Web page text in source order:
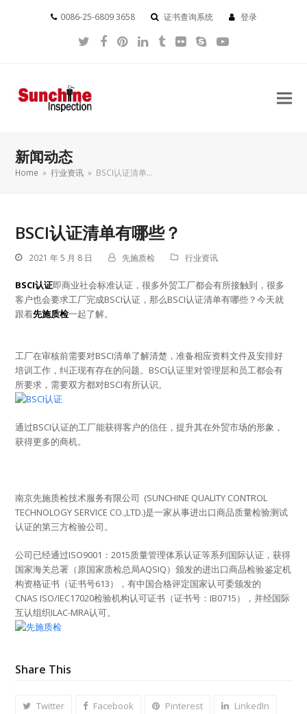
0086-25-6809 3658 证书查询系统 登录
Twitter
Facebook
Pinterest
LinkedIn
Tumblr
FlickrSkypeYouTube
新闻动态
Home » 行业资讯 » BSCI认证清单…
BSCI认证清单有哪些？
2021 年 5 月 8 日 先施质检 行业资讯
BSCI认证即商业社会标准认证，很多外贸工厂都会有所接触到，很多
客户也会要求工厂完成BSCI认证，那么BSCI认证清单有哪些？今天就
跟着先施质检一起了解。
工厂在审核前需要对BSCI清单了解清楚，准备相应资料文件及安排好
培训工作，纠正现有存在的问题。BSCI认证里对管理层和员工都会有
所要求，需要双方都对BSCI有所认识。
通过BSCI认证的工厂能获得客户的信任，提升其在外贸市场的形象，
获得更多的商机。
南京先施质检技术服务有限公司 (SUNCHINE QUALITY CONTROL
TECHNOLOGY SERVICE CO.,LTD.)是一家从事进出口商品质量检验测试
认证的第三方检验公司。
公司已经通过ISO9001：2015质量管理体系认证等系列国际认证，获得
国家海关总署（原国家质检总局AQSIQ）颁发的进出口商品检验鉴定机
构资格证书（证书号613），有中国合格评定国家认可委颁发的
CNAS ISO/IEC17020检验机构认可证书（证书号：IB0715），并经国际
互认组织ILAC-MRA认可。
Share This
Twitter Facebook Pinterest LinkedIn